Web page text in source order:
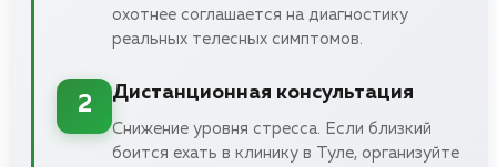
охотнее соглашается на диагностику
реальных телесных симптомов.
2
Дистанционная консультация
Снижение уровня стресса. Если близкий
боится ехать в клинику в Туле, организуйте